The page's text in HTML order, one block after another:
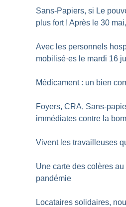
Sans-Papiers, si Le
plus fort ! Après le 30
Avec les personnels
mobilisé·es le mardi 16
Médicament : un bien
Foyers, CRA, Sans-
immédiates contre la
Vivent les travailleuses
Une carte des colères
pandémie
Locataires solidaires,